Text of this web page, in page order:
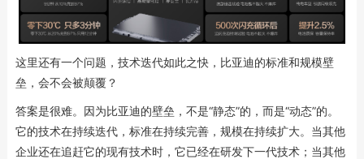
这里还有一个问题，技术迭代如此之快，比亚迪的标准和规模壁
垒，会不会被颠覆？
答案是很难。因为比亚迪的壁垒，不是“静态”的，而是“动态”的。
它的技术在持续迭代，标准在持续完善，规模在持续扩大。当其他
企业还在追赶它的现有技术时，它已经在研发下一代技术；当其他